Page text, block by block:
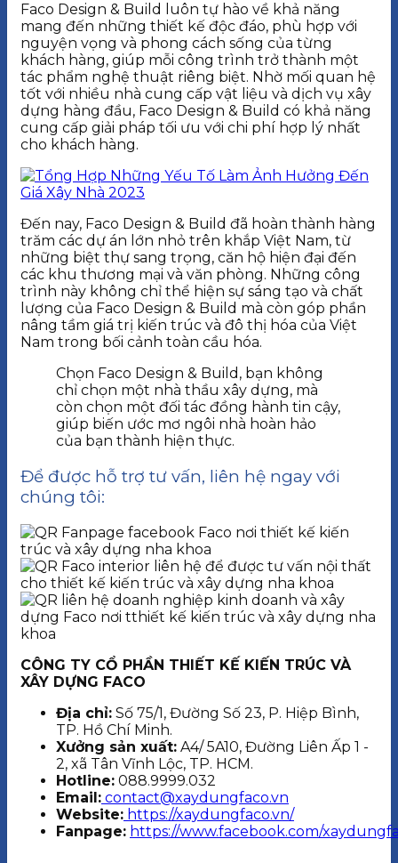
Faco Design & Build luôn tự hào về khả năng
mang đến những thiết kế độc đáo, phù hợp với
nguyện vọng và phong cách sống của từng
khách hàng, giúp mỗi công trình trở thành một
tác phẩm nghệ thuật riêng biệt. Nhờ mối quan hệ
tốt với nhiều nhà cung cấp vật liệu và dịch vụ xây
dựng hàng đầu, Faco Design & Build có khả năng
cung cấp giải pháp tối ưu với chi phí hợp lý nhất
cho khách hàng.
Đến nay, Faco Design & Build đã hoàn thành hàng
trăm các dự án lớn nhỏ trên khắp Việt Nam, từ
những biệt thự sang trọng, căn hộ hiện đại đến
các khu thương mại và văn phòng. Những công
trình này không chỉ thể hiện sự sáng tạo và chất
lượng của Faco Design & Build mà còn góp phần
nâng tầm giá trị kiến trúc và đô thị hóa của Việt
Nam trong bối cảnh toàn cầu hóa.
Chọn Faco Design & Build, bạn không
chỉ chọn một nhà thầu xây dựng, mà
còn chọn một đối tác đồng hành tin cậy,
giúp biến ước mơ ngôi nhà hoàn hảo
của bạn thành hiện thực.
Để được hỗ trợ tư vấn, liên hệ ngay với
chúng tôi:
CÔNG TY CỔ PHẦN THIẾT KẾ KIẾN TRÚC VÀ
XÂY DỰNG FACO
Địa chỉ: Số 75/1, Đường Số 23, P. Hiệp Bình,
TP. Hồ Chí Minh.
Xưởng sản xuất: A4/ 5A10, Đường Liên Ấp 1 -
2, xã Tân Vĩnh Lộc, TP. HCM.
Hotline: 088.9999.032
Email: contact@xaydungfaco.vn
Website: https://xaydungfaco.vn/
Fanpage: https://www.facebook.com/